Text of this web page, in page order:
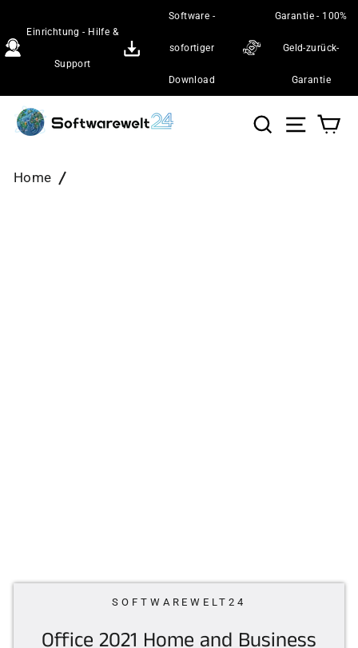
Inhalt
Einrichtung - Hilfe &
Support
Software -
sofortiger
Download
Garantie - 100%
Geld-zurück-
Garantie
Suche
Home
SOFTWAREWELT24
Office 2021 Home and Business